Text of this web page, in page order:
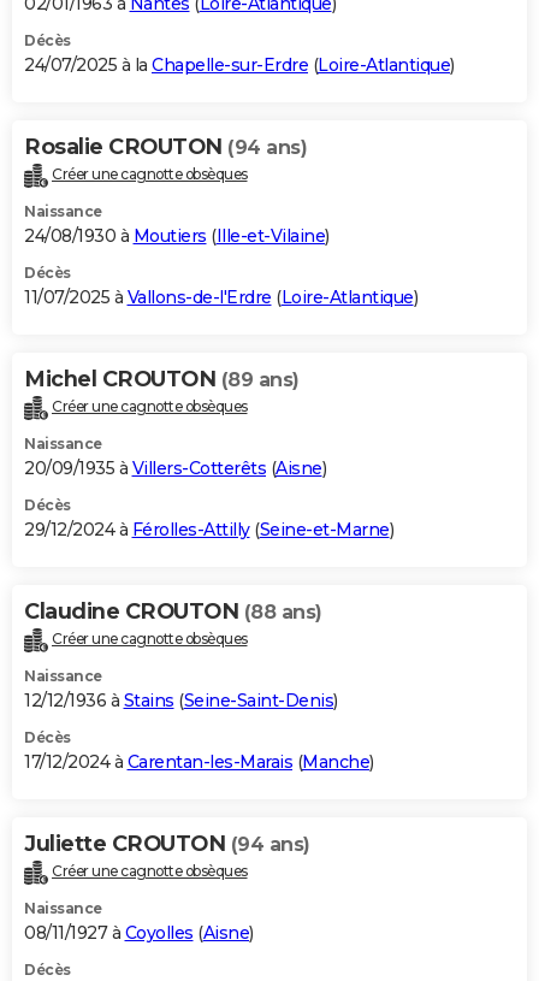
Décès
24/07/2025 à la Chapelle-sur-Erdre (Loire-Atlantique)
Rosalie CROUTON (94 ans)
Créer une cagnotte obsèques
Naissance
24/08/1930 à Moutiers (Ille-et-Vilaine)
Décès
11/07/2025 à Vallons-de-l'Erdre (Loire-Atlantique)
Michel CROUTON (89 ans)
Créer une cagnotte obsèques
Naissance
20/09/1935 à Villers-Cotterêts (Aisne)
Décès
29/12/2024 à Férolles-Attilly(Seine-et-Marne)
Claudine CROUTON (88 ans)
Créer une cagnotte obsèques
Naissance
12/12/1936 à Stains (Seine-Saint-Denis)
Décès
17/12/2024 à Carentan-les-Marais (Manche)
Juliette CROUTON (94 ans)
Créer une cagnotte obsèques
Naissance
08/11/1927 à Coyolles (Aisne)
Décès